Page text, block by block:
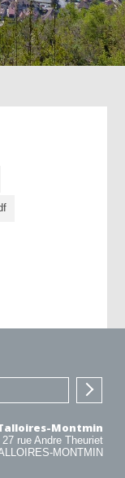
Montmin
27 rue Andre Theuriet
MONTMIN